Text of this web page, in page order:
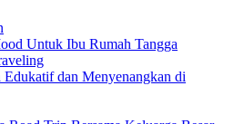
Untuk Ibu Rumah Tangga
Edukatif dan Menyenangkan di